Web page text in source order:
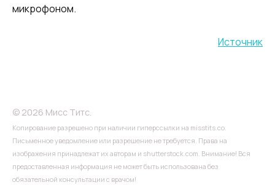
микрофоном.
Источник
© 2026 Мисс Титс.
Копирование разрешено при наличии гиперссылки на misstits.co.
Письменное уведомление или разрешение не требуется. Права на
изображения принадлежат их авторам и shutterstock.com. Внимание! Вся
предоставленная информация не может быть использована без
обязательной консультации с врачом!